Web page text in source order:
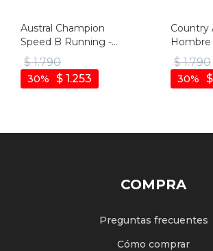
Austral Champion
Speed B Running -
Azul/rosado - Azul-
rosado
$ 1.790
$ 1.253
30
Country
Bordo -
$ 1.790
$
30
COMPRA
Preguntas frecuentes
Cómo comprar